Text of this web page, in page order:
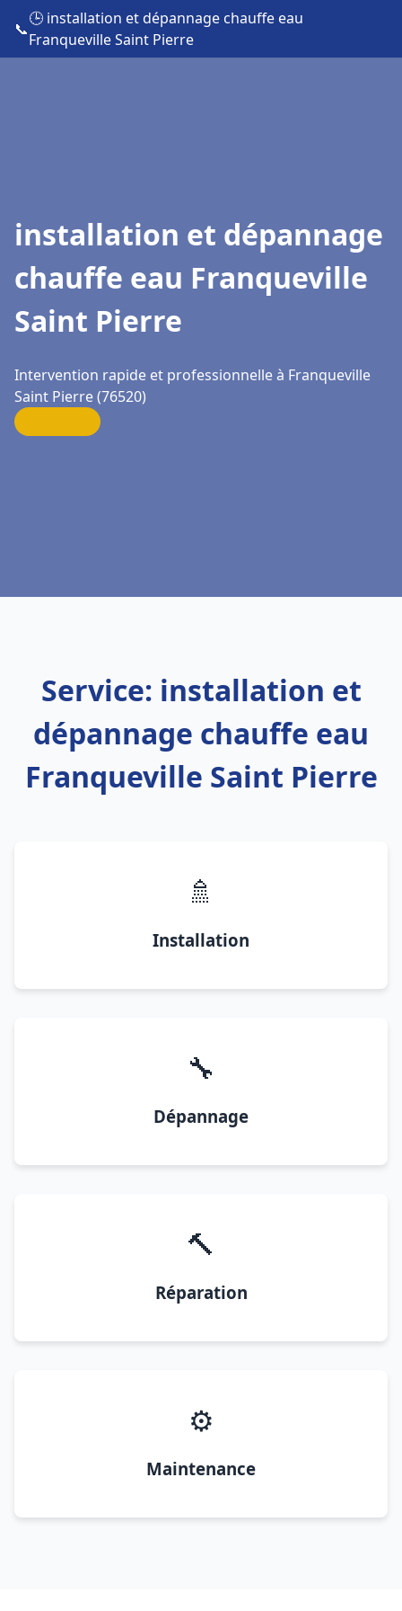
📞
🕒 installation et dépannage chauffe eau
Franqueville Saint Pierre
installation et dépannage
chauffe eau Franqueville
Saint Pierre
Intervention rapide et professionnelle à Franqueville
Saint Pierre (76520)
Service: installation et
dépannage chauffe eau
Franqueville Saint Pierre
🚿
Installation
🔧
Dépannage
🔨
Réparation
⚙️
Maintenance